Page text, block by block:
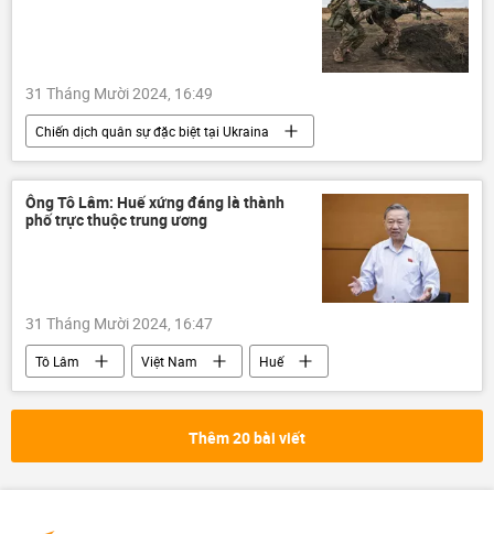
31 Tháng Mười 2024, 16:49
Chiến dịch quân sự đặc biệt tại Ukraina
Quân đội Nga
Ukraina
Cuộc khủng hoảng ở Ukraina
Thế giới
xung đột quân sự
Quân sự
Sáp nhập DNR, LNR, Zaporozhye và Kherson vào Nga
LNR
Ông Tô Lâm: Huế xứng đáng là thành
phố trực thuộc trung ương
31 Tháng Mười 2024, 16:47
Tô Lâm Việt Nam
Huế
Xã hội
Pháp luật
Thêm 20 bài viết